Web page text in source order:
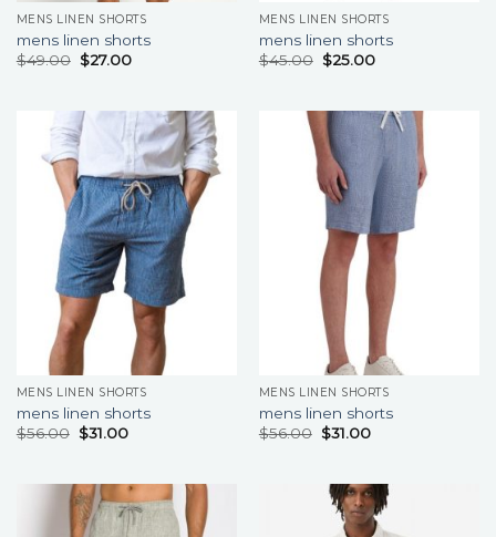
MENS LINEN SHORTS
mens linen shorts
$49.00 $27.00
MENS LINEN SHORTS
mens linen shorts
$45.00 $25.00
MENS LINEN SHORTS
mens linen shorts
$56.00 $31.00
MENS LINEN SHORTS
mens linen shorts
$56.00 $31.00